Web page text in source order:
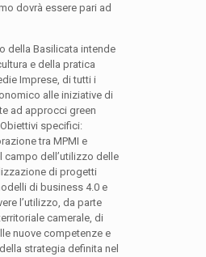
dovrà essere pari ad
della Basilicata intende
e della pratica
Imprese, di tutti i
alle iniziative di
ad approcci green
specifici:
tra MPMI e
dell’utilizzo delle
di progetti
di business 4.0 e
l’utilizzo, da parte
camerale, di
nuove competenze e
strategia definita nel